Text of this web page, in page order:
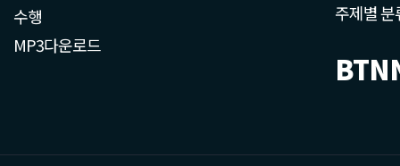
수행
MP3다운로드
주제별 분